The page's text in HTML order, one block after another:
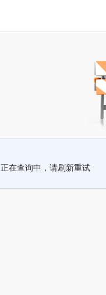
正在查询中，请刷新重试